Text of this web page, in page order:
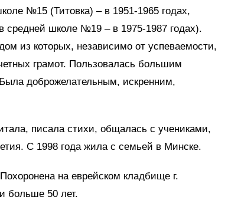
№15 (Титовка) – в 1951-1965 годах,
средней школе №19 – в 1975-1987 годах).
из которых, независимо от успеваемости,
грамот. Пользовалась большим
доброжелательным, искренним,
писала стихи, общалась с учениками,
С 1998 года жила с семьей в Минске.
на еврейском кладбище г.
больше 50 лет.